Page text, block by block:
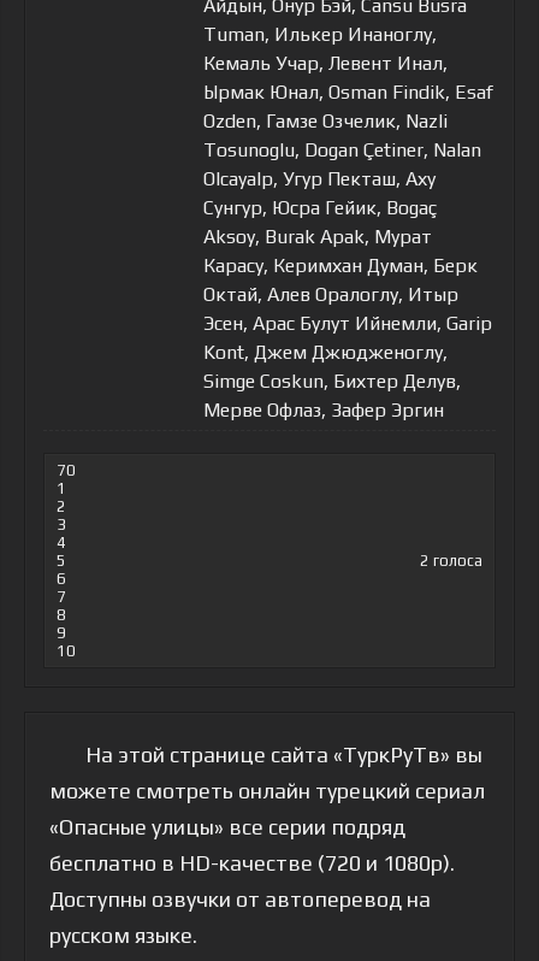
Айдын, Онур Бэй, Cansu Büsra
Tuman, Илькер Инаноглу,
Кемаль Учар, Левент Инал,
Ырмак Юнал, Osman Findik, Esaf
Ozden, Гамзе Озчелик, Nazli
Tosunoglu, Dogan Çetiner, Nalan
Olcayalp, Угур Пекташ, Аху
Сунгур, Юсра Гейик, Bogaç
Aksoy, Burak Apak, Мурат
Карасу, Керимхан Думан, Берк
Октай, Алев Оралоглу, Итыр
Эсен, Арас Булут Ийнемли, Garip
Kont, Джем Джюдженоглу,
Simge Coskun, Бихтер Делув,
Мерве Офлаз, Зафер Эргин
70
1
2
3
4
5
6
7
8
9
10
2 голоса
На этой странице сайта «ТуркРуТв» вы
можете смотреть онлайн турецкий сериал
«Опасные улицы» все серии подряд
бесплатно в HD-качестве (720 и 1080p).
Доступны озвучки от автоперевод на
русском языке.